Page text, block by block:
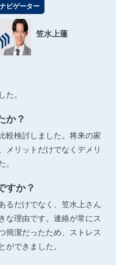
ナビゲーター
笠水上蓮
た。
か？
較検討しました。将来の家
メリットだけでなくデメリ
。
すか？
るだけでなく、笠水上さん
な理由です。連絡が常にス
簡潔だったため、ストレス
ができました。